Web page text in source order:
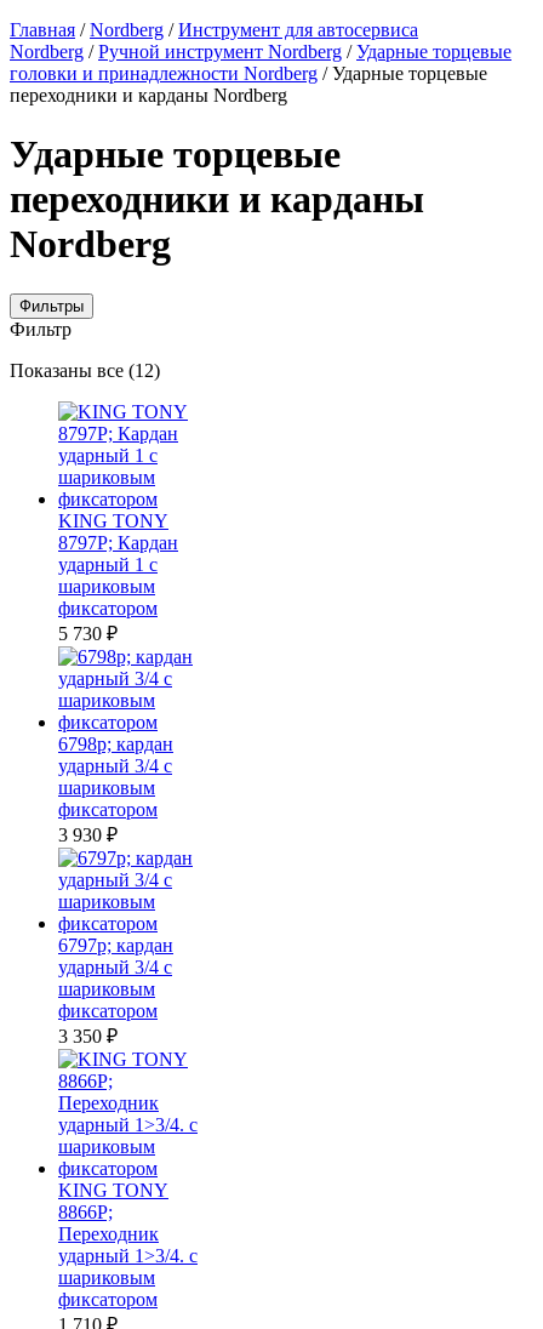
Главная /Nordberg /Инструмент для автосервиса
Nordberg /Ручной инструмент Nordberg /Ударные торцевые
головки и принадлежности Nordberg / Ударные торцевые
переходники и карданы Nordberg
Ударные торцевые
переходники и карданы
Nordberg
Фильтры
Фильтр
Показаны все (12)Цены:
убыванию
KING TONY
8797P; Кардан
ударный 1 с
шариковым
фиксатором
5 730 ₽
6798p; кардан
ударный 3/4 с
шариковым
фиксатором
3 930 ₽
6797p; кардан
ударный 3/4 с
шариковым
фиксатором
3 350 ₽
KING TONY
8866P;
Переходник
ударный 1>3/4. с
шариковым
фиксатором
1 710 ₽